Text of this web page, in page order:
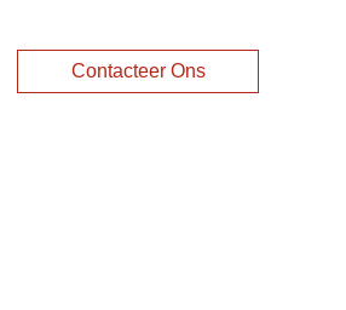
Contacteer Ons